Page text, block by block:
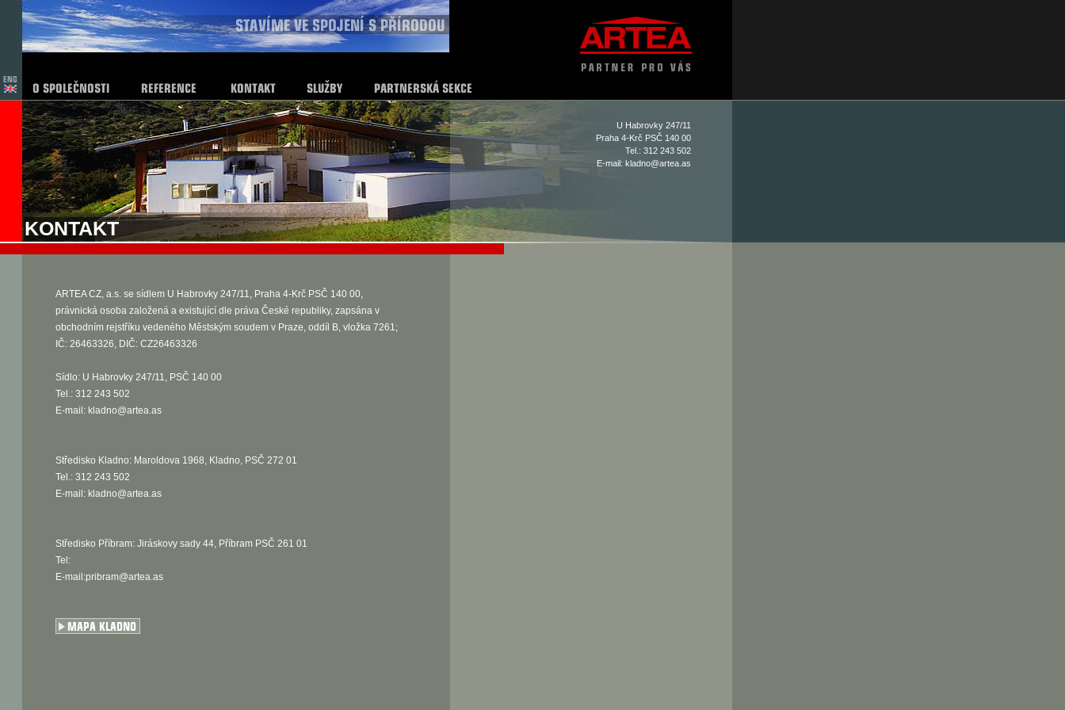
KONTAKT
U Habrovky 247/11
Praha 4-Krč PSČ 140 00
Tel.: 312 243 502
E-mail: kladno@artea.as
ARTEA CZ, a.s. se sídlem U Habrovky 247/11, Praha 4-Krč PSČ 140 00,
právnická osoba založená a existující dle práva České republiky, zapsána v
obchodním rejstříku vedeného Městským soudem v Praze, oddíl B, vložka 7261;
IČ: 26463326, DIČ: CZ26463326
Sídlo: U Habrovky 247/11, PSČ 140 00
Tel.: 312 243 502
E-mail: kladno@artea.as
Středisko Kladno: Maroldova 1968, Kladno, PSČ 272 01
Tel.: 312 243 502
E-mail: kladno@artea.as
Středisko Příbram: Jiráskovy sady 44, Příbram PSČ 261 01
Tel:
E-mail:pribram@artea.as